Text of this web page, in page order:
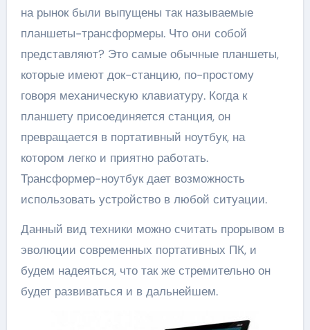
на рынок были выпущены так называемые
планшеты-трансформеры. Что они собой
представляют? Это самые обычные планшеты,
которые имеют док-станцию, по-простому
говоря механическую клавиатуру. Когда к
планшету присоединяется станция, он
превращается в портативный ноутбук, на
котором легко и приятно работать.
Трансформер-ноутбук дает возможность
использовать устройство в любой ситуации.
Данный вид техники можно считать прорывом в
эволюции современных портативных ПК, и
будем надеяться, что так же стремительно он
будет развиваться и в дальнейшем.